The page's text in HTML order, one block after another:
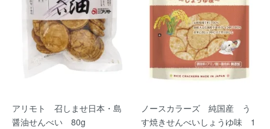
アリモト 召しませ日本・島
醤油せんべい 80g
ノースカラーズ 純国産 う
す焼きせんべいしょうゆ味 1